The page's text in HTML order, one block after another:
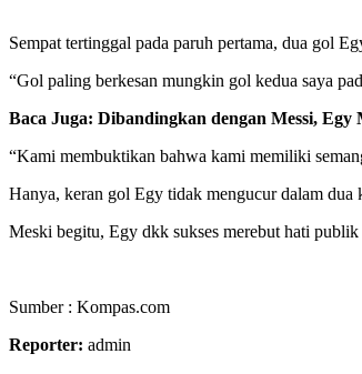
Sempat tertinggal pada paruh pertama, dua gol
“Gol paling berkesan mungkin gol kedua saya
Baca Juga: Dibandingkan dengan Messi, Egy
“Kami membuktikan bahwa kami memiliki
Hanya, keran gol Egy tidak mengucur dalam dua
Meski begitu, Egy dkk sukses merebut hati
Sumber : Kompas.com
Reporter: admin